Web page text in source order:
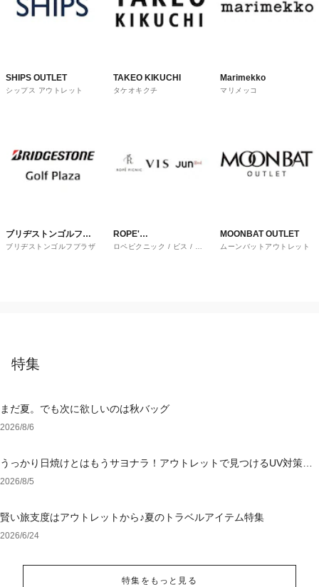
SHIPS OUTLET
シップス アウトレット
TAKEO KIKUCHI
タケオキクチ
Marimekko
マリメッコ
ブリヂストンゴルフプ
ラザ
ブリヂストンゴルフプラザ
ROPE'
PICNIC/VIS/JUNRED
ロペピクニック / ビス / ジ
MOONBAT OUTLET
ムーンバットアウトレット
特集
まだ夏。でも次に欲しいのは秋バッグ
2026/8/6
うっかり日焼けとはもうサヨナラ！アウトレットで見つけるUV対策ウ
ェア
2026/8/5
賢い旅支度はアウトレットから♪夏のトラベルアイテム特集
2026/6/24
特集をもっと見る